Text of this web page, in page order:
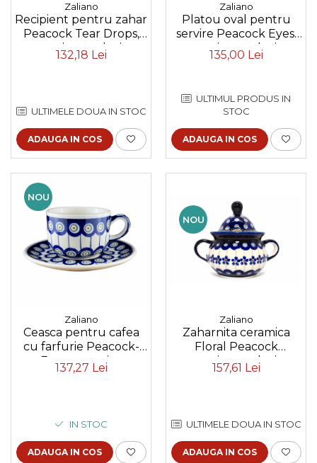
Zaliano
Recipient pentru zahar
Peacock Tear Drops,
ceramica smaltuita,
pictat manual, 350 ml
132,18 Lei
ULTIMELE DOUA IN STOC
ADAUGA IN COS
Zaliano
Platou oval pentru
servire Peacock Eyes,
ceramica smaltuita,
pictat manual, 15,7 x
135,00 Lei
ULTIMUL PRODUS IN
STOC
ADAUGA IN COS
NOU
Zaliano
Ceasca pentru cafea
cu farfurie Peacock-
Eyes, ceramica
smaltuita, pictata
137,27 Lei
IN STOC
ADAUGA IN COS
NOU
Zaliano
Zaharnita ceramica
Floral Peacock
ceramica smaltuita,
pictata manual, 350 ml
157,61 Lei
ULTIMELE DOUA IN STOC
ADAUGA IN COS